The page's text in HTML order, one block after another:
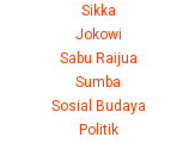
Sikka
Jokowi
Sabu Raijua
Sumba
Sosial Budaya
Politik